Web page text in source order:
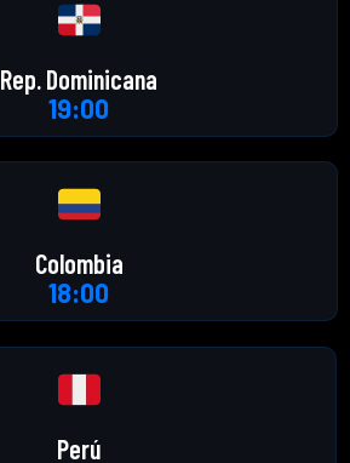
Rep. Dominicana
19:00
Colombia
18:00
Perú